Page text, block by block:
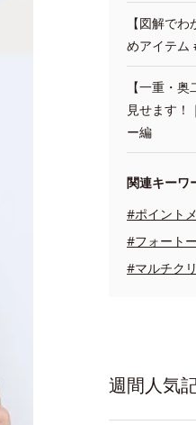
【図解で
めアイテム
【一重・
見せます！
ー編
関連キーワ
#ポイント
#フォート
#マルチク
週間人気